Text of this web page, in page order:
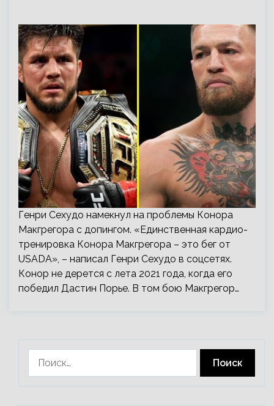
Генри Сехудо намекнул на проблемы Конора
Макгрегора с допингом. «Единственная кардио-
тренировка Конора Макгрегора – это бег от
USADA», – написал Генри Сехудо в соцсетях.
Конор не дерется с лета 2021 года, когда его
победил Дастин Порье. В том бою Макгрегор…